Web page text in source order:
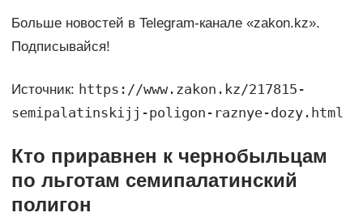
Больше новостей в Telegram-канале «zakon.kz».
Подписывайся!
Источник: https://www.zakon.kz/217815-
semipalatinskijj-poligon-raznye-dozy.html
Кто приравнен к чернобыльцам
по льготам семипалатинский
полигон